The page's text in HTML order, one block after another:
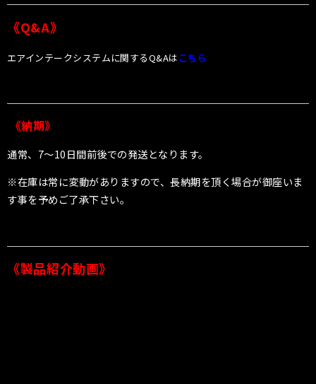
《Q&A》
エアインテークシステムに関するQ&Aは こちら
《納期》
通常、7〜10日間前後での発送となります。
※在庫は常に変動がありますので、長納期を頂く場合が御座いま
す事を予めご了承下さい。
《製品紹介動画》